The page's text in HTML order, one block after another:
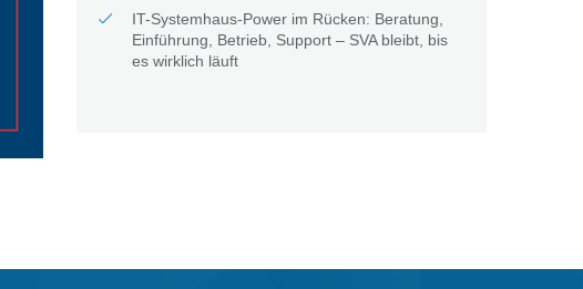
IT-Systemhaus-Power im Rücken: Beratung,
Einführung, Betrieb, Support – SVA bleibt, bis
es wirklich läuft